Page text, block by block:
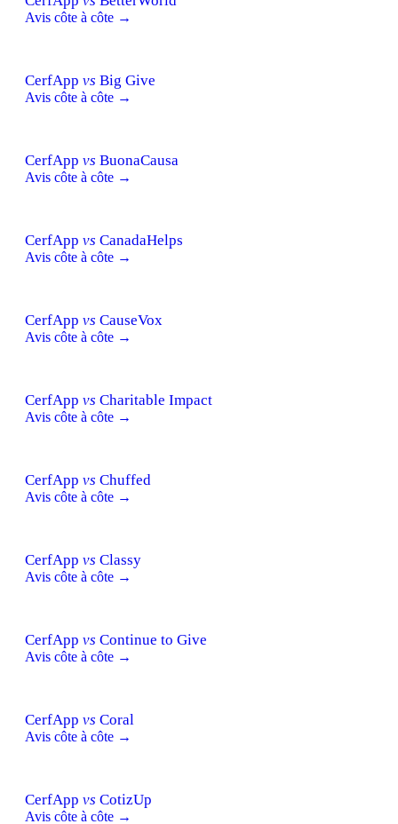
Avis côte à côte →
CerfApp vs Big Give
Avis côte à côte →
CerfApp vs BuonaCausa
Avis côte à côte →
CerfApp vs CanadaHelps
Avis côte à côte →
CerfApp vs CauseVox
Avis côte à côte →
CerfApp vs Charitable Impact
Avis côte à côte →
CerfApp vs Chuffed
Avis côte à côte →
CerfApp vs Classy
Avis côte à côte →
CerfApp vs Continue to Give
Avis côte à côte →
CerfApp vs Coral
Avis côte à côte →
CerfApp vs CotizUp
Avis côte à côte →